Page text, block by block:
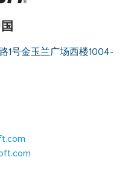
1号金玉兰广场西楼1004-